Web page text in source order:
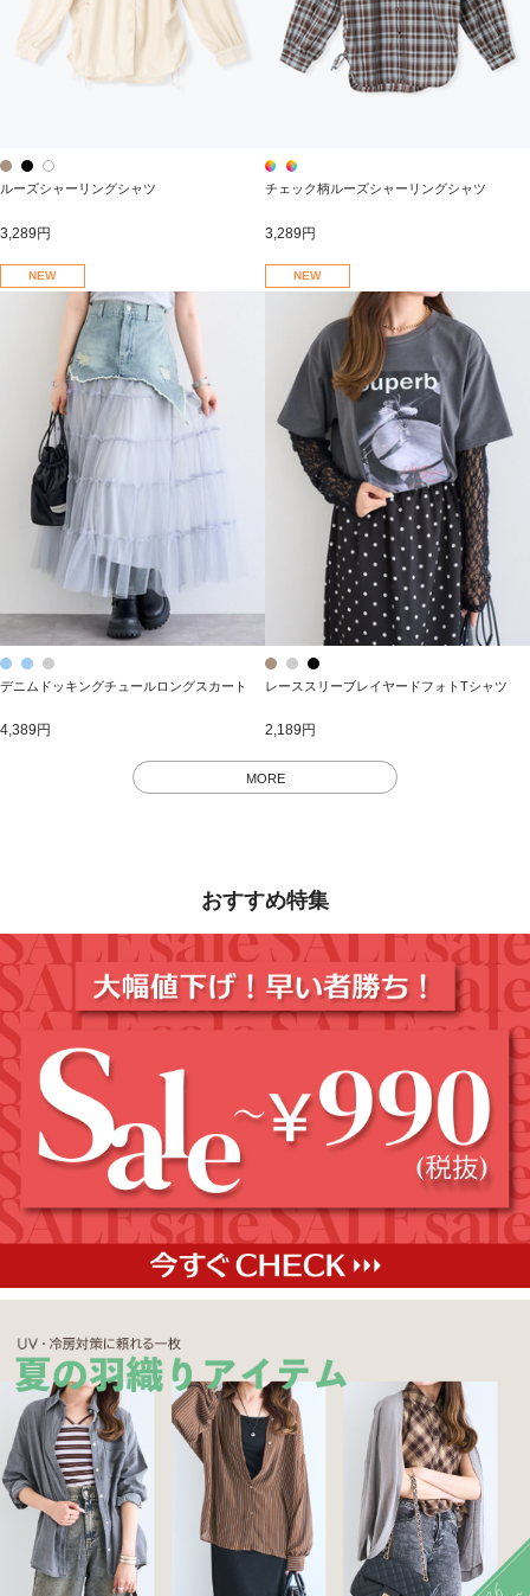
ルーズシャーリングシャツ
3,289円
チェック柄ルーズシャーリングシャツ
3,289円
NEW
デニムドッキングチュールロングスカート
4,389円
NEW
レーススリーブレイヤードフォトTシャツ
2,189円
MORE
おすすめ特集